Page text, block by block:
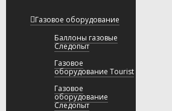
Газовое оборудование
Баллоны газовые
Следопыт
Газовое
оборудование Tourist
Газовое
оборудование
Следопыт